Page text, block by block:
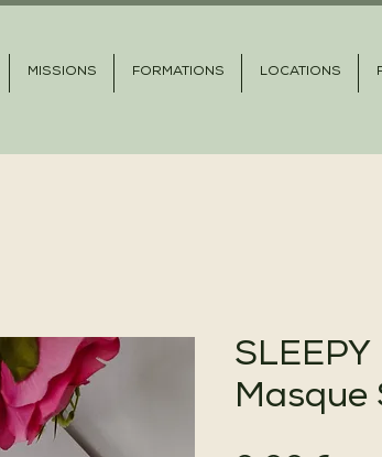
MISSIONS FORMATIONS LOCATIONS
Masque